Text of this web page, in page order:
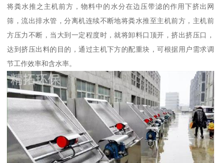
将粪水推之主机前方，物料中的水分在边压带滤的作用下挤出网
筛，流出排水管，分离机连续不断地将粪水推至主机前方，主机前
方压力不断，当大到一定程度时，就将卸料口顶开，挤出挤压口，
达到挤压出料的目的，通过主机下方的配重块，可根据用户需求调
节工作效率和含水率。